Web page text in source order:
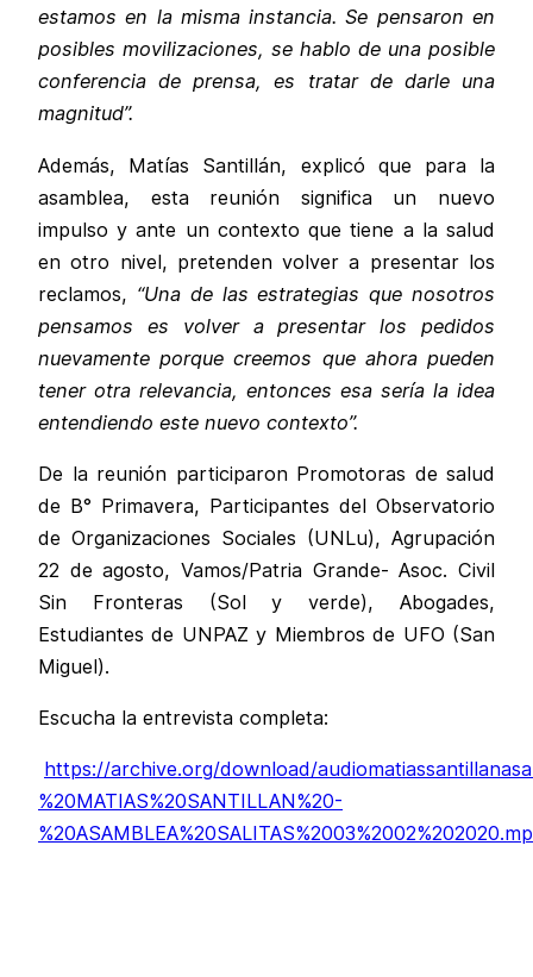
estamos en la misma instancia. Se pensaron en
posibles movilizaciones, se hablo de una posible
conferencia de prensa, es tratar de darle una
magnitud”.
Además, Matías Santillán, explicó que para la
asamblea, esta reunión significa un nuevo
impulso y ante un contexto que tiene a la salud
en otro nivel, pretenden volver a presentar los
reclamos, “Una de las estrategias que nosotros
pensamos es volver a presentar los pedidos
nuevamente porque creemos que ahora pueden
tener otra relevancia, entonces esa sería la idea
entendiendo este nuevo contexto”.
De la reunión participaron Promotoras de salud
de B° Primavera, Participantes del Observatorio
de Organizaciones Sociales (UNLu), Agrupación
22 de agosto, Vamos/Patria Grande- Asoc. Civil
Sin Fronteras (Sol y verde), Abogades,
Estudiantes de UNPAZ y Miembros de UFO (San
Miguel).
Escucha la entrevista completa:
https://archive.org/download/
%20MATIAS%20SANTILLAN%20-